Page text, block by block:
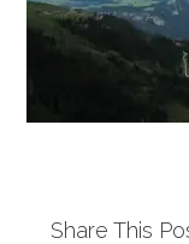
Share This